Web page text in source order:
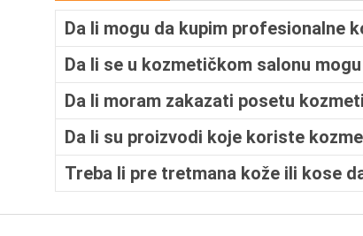
Da li mogu da kupim profesionalne
Da li se u kozmetičkom salonu
Da li moram zakazati posetu
Da li su proizvodi koje koriste
Treba li pre tretmana kože ili kose